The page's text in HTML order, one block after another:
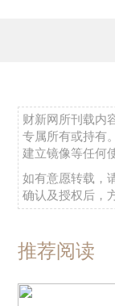
财新网所刊载内
专属所有或持有
建立镜像等任何
如有意愿转载，
确认及授权后，
推荐阅读